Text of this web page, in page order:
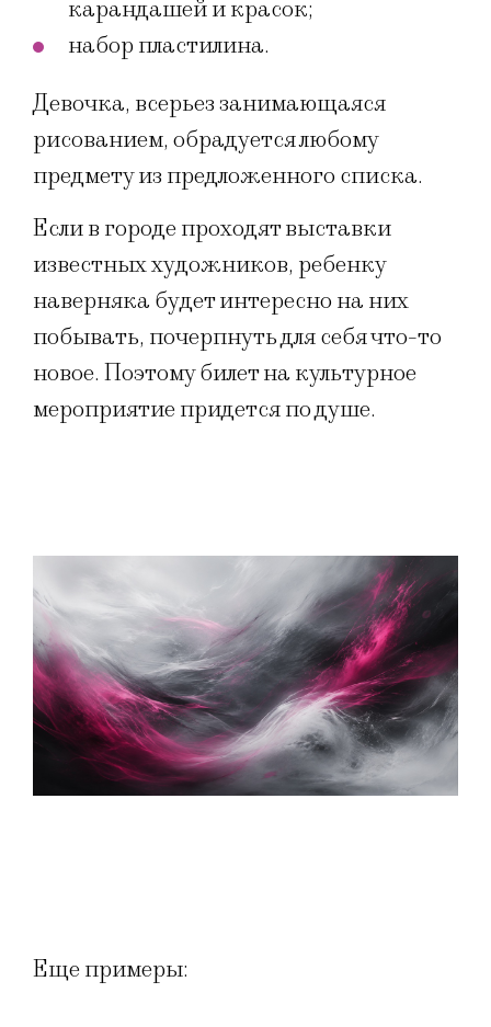
карандашей и красок;
набор пластилина.
Девочка, всерьез занимающаяся
рисованием, обрадуется любому
предмету из предложенного списка.
Если в городе проходят выставки
известных художников, ребенку
наверняка будет интересно на них
побывать, почерпнуть для себя что-то
новое. Поэтому билет на культурное
мероприятие придется по душе.
Еще примеры: